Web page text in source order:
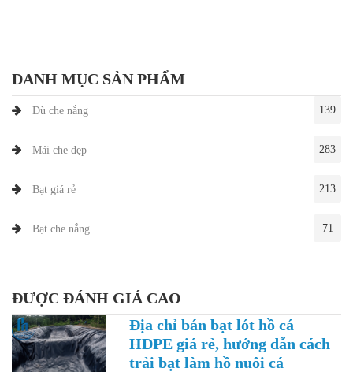
DANH MỤC SẢN PHẨM
Dù che nắng 139
Mái che đẹp 283
Bạt giá rẻ 213
Bạt che nắng 71
ĐƯỢC ĐÁNH GIÁ CAO
Địa chỉ bán bạt lót hồ cá
HDPE giá rẻ, hướng dẫn cách
trải bạt làm hồ nuôi cá